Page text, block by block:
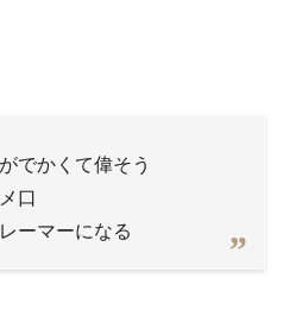
でかくて偉そう
口
ーマーになる